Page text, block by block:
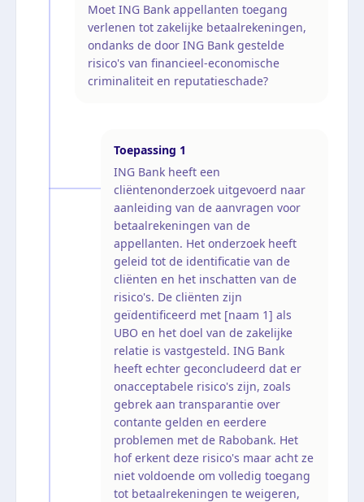
Moet ING Bank appellanten toegang
verlenen tot zakelijke betaalrekeningen,
ondanks de door ING Bank gestelde
risico's van financieel-economische
criminaliteit en reputatieschade?
Toepassing 1
ING Bank heeft een
cliëntenonderzoek uitgevoerd naar
aanleiding van de aanvragen voor
betaalrekeningen van de
appellanten. Het onderzoek heeft
geleid tot de identificatie van de
cliënten en het inschatten van de
risico's. De cliënten zijn
geïdentificeerd met [naam 1] als
UBO en het doel van de zakelijke
relatie is vastgesteld. ING Bank
heeft echter geconcludeerd dat er
onacceptabele risico's zijn, zoals
gebrek aan transparantie over
contante gelden en eerdere
problemen met de Rabobank. Het
hof erkent deze risico's maar acht ze
niet voldoende om volledig toegang
tot betaalrekeningen te weigeren,